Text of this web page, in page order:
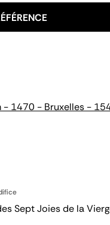
- 1470 - Bruxelles -
Sept Joies de la